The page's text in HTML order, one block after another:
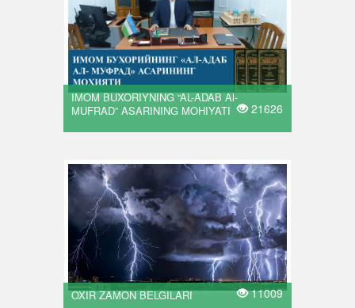
IMOM BUXORIYNING “AL-ADAB Al-
MUFRAD” ASARINING MOHIYATI
21626
OXIR ZAMON BELGILARI 11009